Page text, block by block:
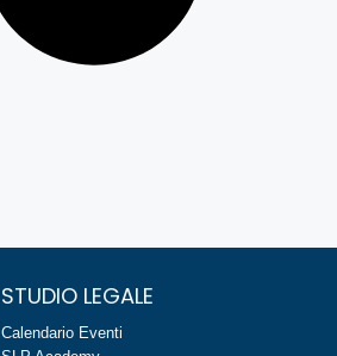
STUDIO LEGALE
Calendario Eventi